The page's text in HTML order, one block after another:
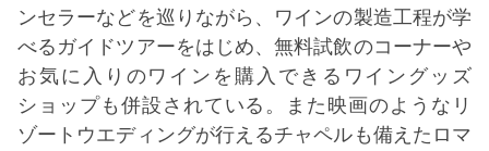
ンセラーなどを巡りながら、ワインの製造工程が学
べるガイドツアーをはじめ、無料試飲のコーナーや
お気に入りのワインを購入できるワイングッズ
ショップも併設されている。また映画のようなリ
ゾートウエディングが行えるチャペルも備えたロマ